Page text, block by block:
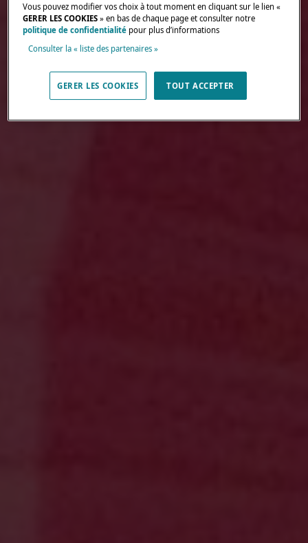
Vous pouvez modifier vos choix à tout moment en cliquant sur le lien «
GERER LES COOKIES » en bas de chaque page et consulter notre
politique de confidentialité pour plus d’informations
Consulter la « liste des partenaires »
GERER LES COOKIES TOUT ACCEPTER